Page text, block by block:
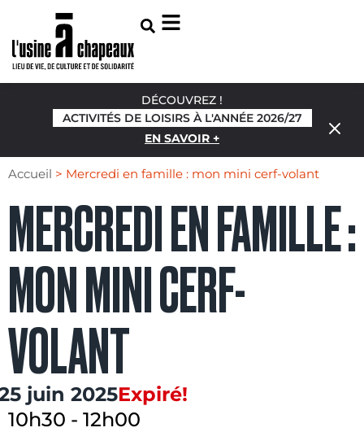
DÉCOUVREZ !
ACTIVITÉS DE LOISIRS À L'ANNÉE 2026/27
EN SAVOIR +
Accueil > Mercredi en famille : mon mini cerf-volant
MERCREDI EN FAMILLE :
MON MINI CERF-
VOLANT
juin 2025Expiré!
10h30 - 12h00